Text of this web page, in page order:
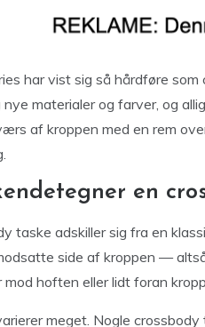
har vist sig så hårdføre
nye materialer og farver, og
af kroppen med en rem
en
taske adskiller sig fra en
side af kroppen —
hoften eller lidt foran
meget. Nogle